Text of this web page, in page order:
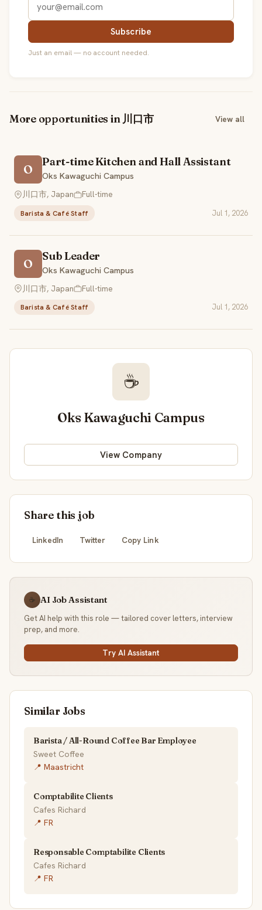
Subscribe
Just an email — no account needed.
More opportunities in 川口市 View all
O
Part-time Kitchen and Hall Assistant
Oks Kawaguchi Campus
川口市, Japan
Full-time
Barista & Café Staff Jul 1, 2026
O
Sub Leader
Oks Kawaguchi Campus
川口市, Japan
Full-time
Barista & Café Staff Jul 1, 2026
☕
Oks Kawaguchi Campus
View Company
Share this job
LinkedIn Twitter Copy Link
☕ AI Job Assistant
Get AI help with this role — tailored cover letters, interview
prep, and more.
Try AI Assistant
Similar Jobs
Barista / All-Round Coffee Bar Employee
Sweet Coffee
📍 Maastricht
Comptabilite Clients
Cafes Richard
📍 FR
Responsable Comptabilite Clients
Cafes Richard
📍 FR